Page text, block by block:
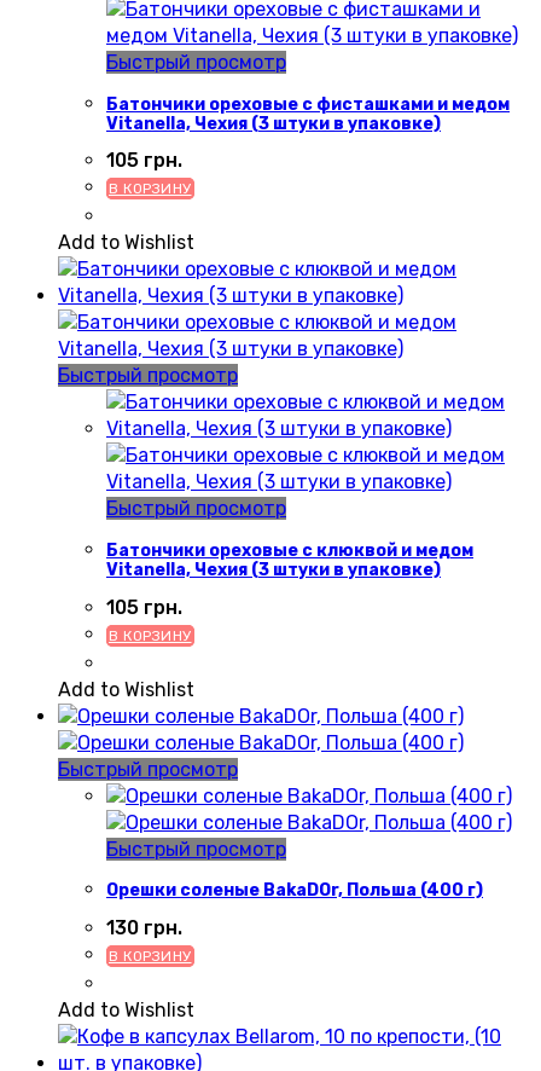
Быстрый просмотр
Батончики ореховые с фисташками и медом
Vitanella, Чехия (3 штуки в упаковке)
105 грн.
В КОРЗИНУ
Add to Wishlist
Быстрый просмотр
Быстрый просмотр
Батончики ореховые с клюквой и медом
Vitanella, Чехия (3 штуки в упаковке)
105 грн.
В КОРЗИНУ
Add to Wishlist
Быстрый просмотр
Быстрый просмотр
Орешки соленые BakaDOr, Польша (400 г)
130 грн.
В КОРЗИНУ
Add to Wishlist